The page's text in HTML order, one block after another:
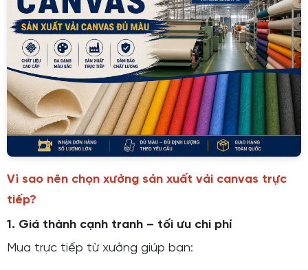
Vì sao nên chọn xưởng sản xuất vải canvas trực
tiếp?
1. Giá thành cạnh tranh – tối ưu chi phí
Mua trực tiếp từ xưởng giúp bạn: